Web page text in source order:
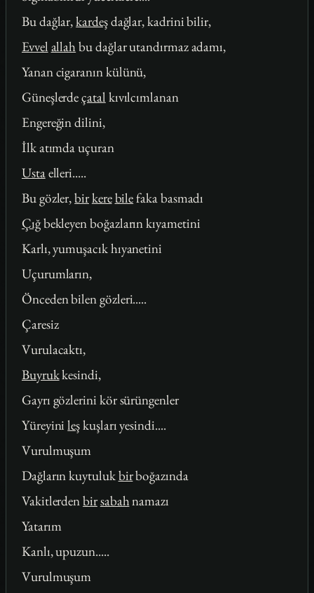
Bu dağlar,kardeşdağlar, kadrini bilir,
Evvel allahbu dağlar utandırmaz adamı,
Yanan cigaranın külünü,
Güneşlerdeçatal kıvılcımlanan
Engereğin dilini,
İlk atımda uçuran
Ustaelleri.....
Bu gözler,birkerebilefaka basmadı
Çığbekleyen boğazların kıyametini
Karlı, yumuşacık hıyanetini
Uçurumların,
Önceden bilen gözleri.....
Çaresiz
Vurulacaktı,
Buyrukkesindi,
Gayrı gözlerini kör sürüngenler
Yüreyinileşkuşları yesindi....
Vurulmuşum
Dağların kuytulukbirboğazında
Vakitlerdenbirsabahnamazı
Yatarım
Kanlı, upuzun.....
Vurulmuşum